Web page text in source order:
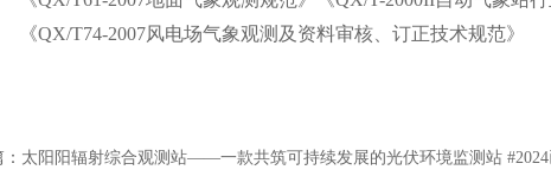
QX/T74-2007风电场气象观测及资料审核、订正技术规范》
太阳阳辐射综合观测站——一款共筑可持续发展的光伏环境监测站